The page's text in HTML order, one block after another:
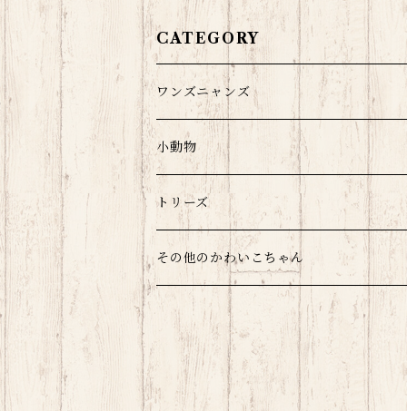
CATEGORY
ワンズニャンズ
小動物
モルウサチラのみ
爬虫類
トリーズ
その他のかわいこちゃん